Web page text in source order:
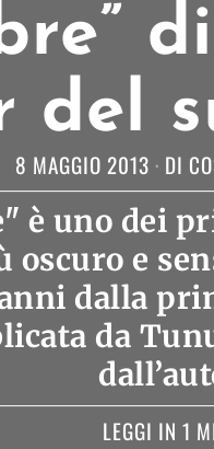
del
8 MAGGIO 2013 DI
è uno dei
oscuro e
dalla
da
LEGGI IN 1